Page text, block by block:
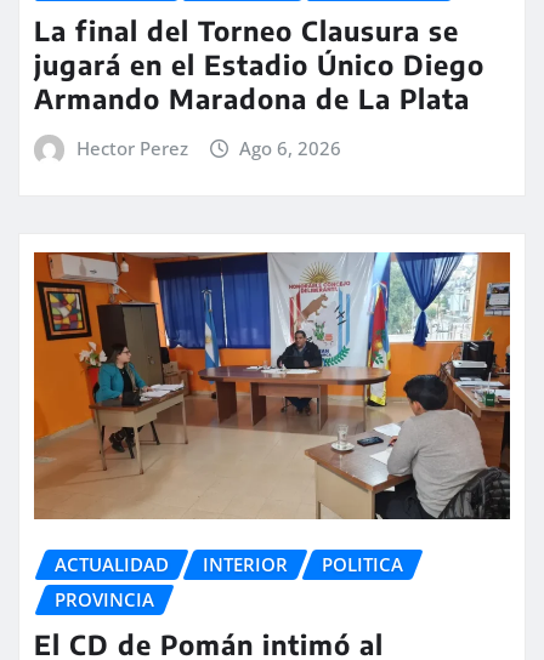
La final del Torneo Clausura se
jugará en el Estadio Único Diego
Armando Maradona de La Plata
Hector Perez Ago 6, 2026
ACTUALIDAD INTERIOR
POLITICA
PROVINCIA
El CD de Pomán intimó al